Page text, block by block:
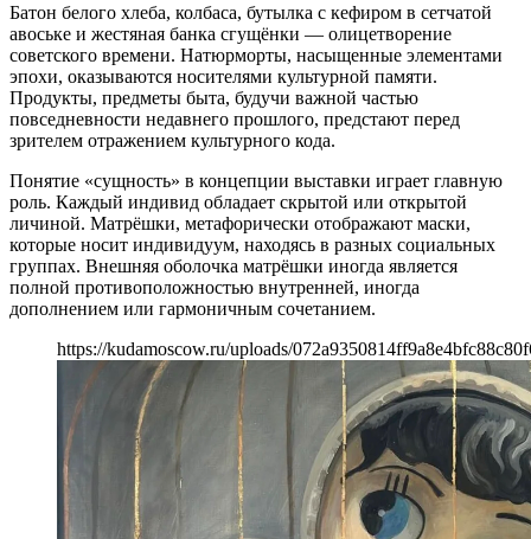
Батон белого хлеба, колбаса, бутылка с кефиром в сетчатой
авоське и жестяная банка сгущёнки — олицетворение
советского времени. Натюрморты, насыщенные элементами
эпохи, оказываются носителями культурной памяти.
Продукты, предметы быта, будучи важной частью
повседневности недавнего прошлого, предстают перед
зрителем отражением культурного кода.
Понятие «сущность» в концепции выставки играет главную
роль. Каждый индивид обладает скрытой или открытой
личиной. Матрёшки, метафорически отображают маски,
которые носит индивидуум, находясь в разных социальных
группах. Внешняя оболочка матрёшки иногда является
полной противоположностью внутренней, иногда
дополнением или гармоничным сочетанием.
https://kudamoscow.ru/uploads/